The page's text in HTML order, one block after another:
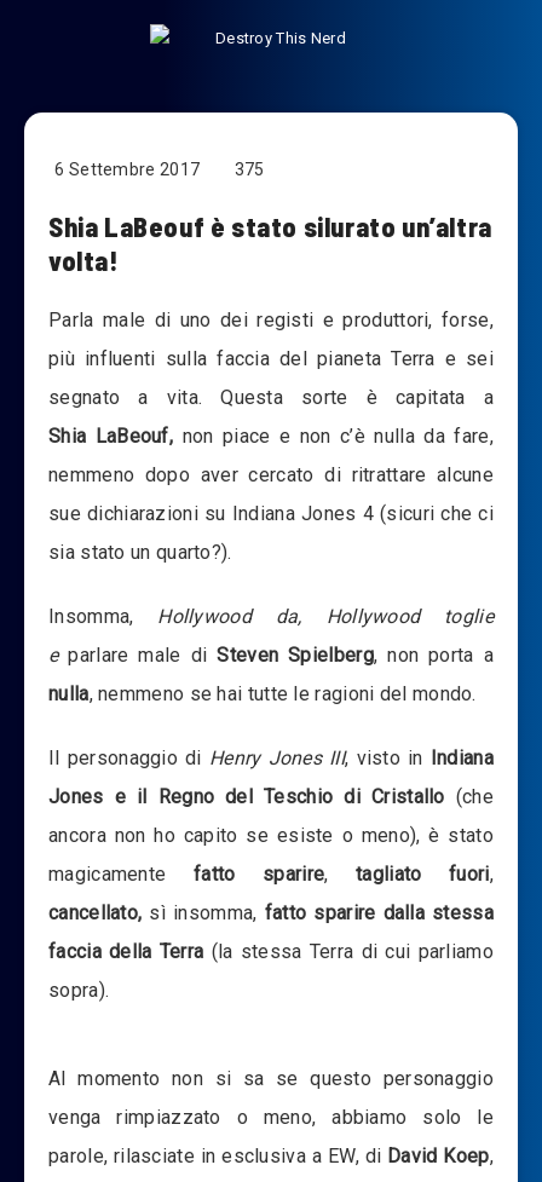
6 Settembre 2017 375
Shia LaBeouf è stato silurato un’altra
volta!
Parla male di uno dei registi e produttori, forse,
più influenti sulla faccia del pianeta Terra e sei
segnato a vita. Questa sorte è capitata a
Shia LaBeouf, non piace e non c’è nulla da fare,
nemmeno dopo aver cercato di ritrattare alcune
sue dichiarazioni su Indiana Jones 4 (sicuri che ci
sia stato un quarto?).
Insomma, Hollywood da, Hollywood toglie
eparlare male diSteven Spielberg, non porta a
nulla, nemmeno se hai tutte le ragioni del mondo.
Il personaggio di Henry Jones III, visto in Indiana
Jones e il Regno del Teschio di Cristallo (che
ancora non ho capito se esiste o meno), è stato
magicamente fatto sparire,tagliato fuori,
cancellato, sì insomma, fatto sparire dalla stessa
faccia della Terra (la stessa Terra di cui parliamo
sopra).
Al momento non si sa se questo personaggio
venga rimpiazzato o meno, abbiamo solo le
parole, rilasciate in esclusiva a EW, di David Koep,